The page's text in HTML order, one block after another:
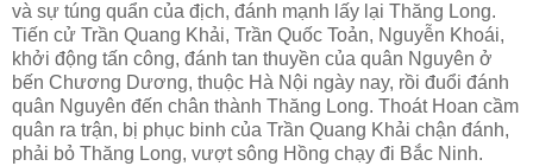
và sự túng quẩn của địch, đánh mạnh lấy lại Thăng Long.
Tiến cử Trần Quang Khải, Trần Quốc Toản, Nguyễn Khoái,
khởi động tấn công, đánh tan thuyền của quân Nguyên ở
bến Chương Dương, thuộc Hà Nội ngày nay, rồi đuổi đánh
quân Nguyên đến chân thành Thăng Long. Thoát Hoan cầm
quân ra trận, bị phục binh của Trần Quang Khải chận đánh,
phải bỏ Thăng Long, vượt sông Hồng chạy đi Bắc Ninh.